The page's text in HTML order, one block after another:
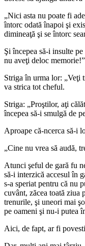
„Nici asta nu poate fi
întorc odată înapoi şi
dimineaţă şi se întorc
Şi începea să-i insulte
nu aveţi deloc memorie!”
Striga în urma lor: „Veţi
va strica tot cheful.
Striga: „Proştilor, aţi
începea să-i smulgă de
Aproape că-ncerca să-i
„Cine nu vrea să audă,
Atunci şeful de gară fu
să-i interzică accesul în
s-a speriat pentru că nu
cuvânt, zăcea toată ziua
trenurile, şi uneori mai
pe oameni şi nu-i putea
Aici, de fapt, ar fi